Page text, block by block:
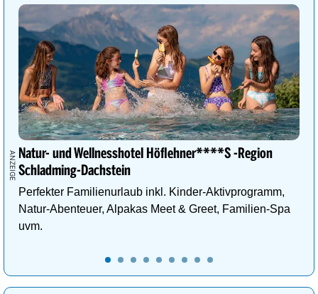
Natur- und Wellnesshotel Höflehner****S -Region
Schladming-Dachstein
Perfekter Familienurlaub inkl. Kinder-Aktivprogramm,
Natur-Abenteuer, Alpakas Meet & Greet, Familien-Spa
uvm.